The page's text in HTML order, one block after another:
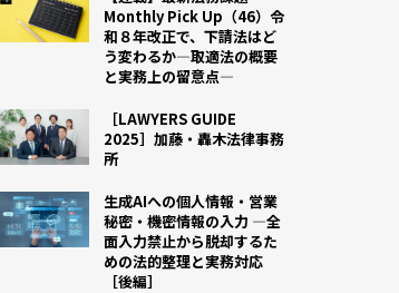
Monthly Pick Up（46）令
和８年改正で、下請法はど
う変わるか―取適法の概要
と実務上の留意点―
［LAWYERS GUIDE
2025］加藤・轟木法律事務
所
生成AIへの個人情報・営業
秘密・機密情報の入力 ―全
面入力禁止から脱却するた
めの法的整理と実務対応
［後編］